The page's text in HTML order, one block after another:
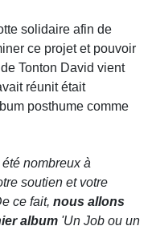
solidaire afin de
ce projet et pouvoir
Tonton David vient
réunit était
posthume comme
nombreux à
soutien et votre
ce fait, nous allons
album 'Un Job ou un